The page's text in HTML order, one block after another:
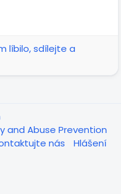
líbilo, sdílejte a
and Abuse Prevention
nás
Hlášení